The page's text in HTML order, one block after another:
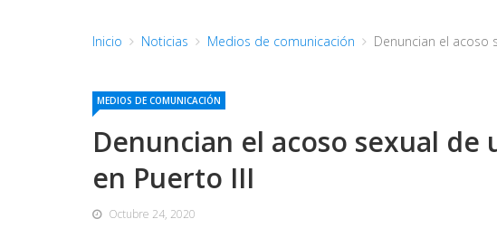
Inicio Noticias Medios de comunicación Denuncian el acoso
MEDIOS DE COMUNICACIÓN
Denuncian el acoso sexual
en Puerto III
Octubre 24, 2020